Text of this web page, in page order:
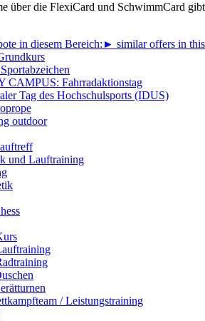
über die FlexiCard und SchwimmCard
in diesem Bereich: ► similar offers in
CAMPUS: Fahrradaktionstag
Tag des Hochschulsports (IDUS)
outdoor
und Lauftraining
/ Leistungstraining